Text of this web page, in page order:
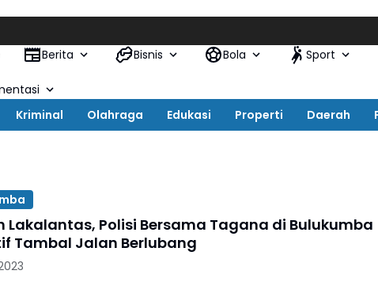
Berita Bisnis Bola Sport
Kriminal Olahraga Edukasi Properti Daerah
Lakalantas, Polisi Bersama Tagana di Bulukumba
Tambal Jalan Berlubang